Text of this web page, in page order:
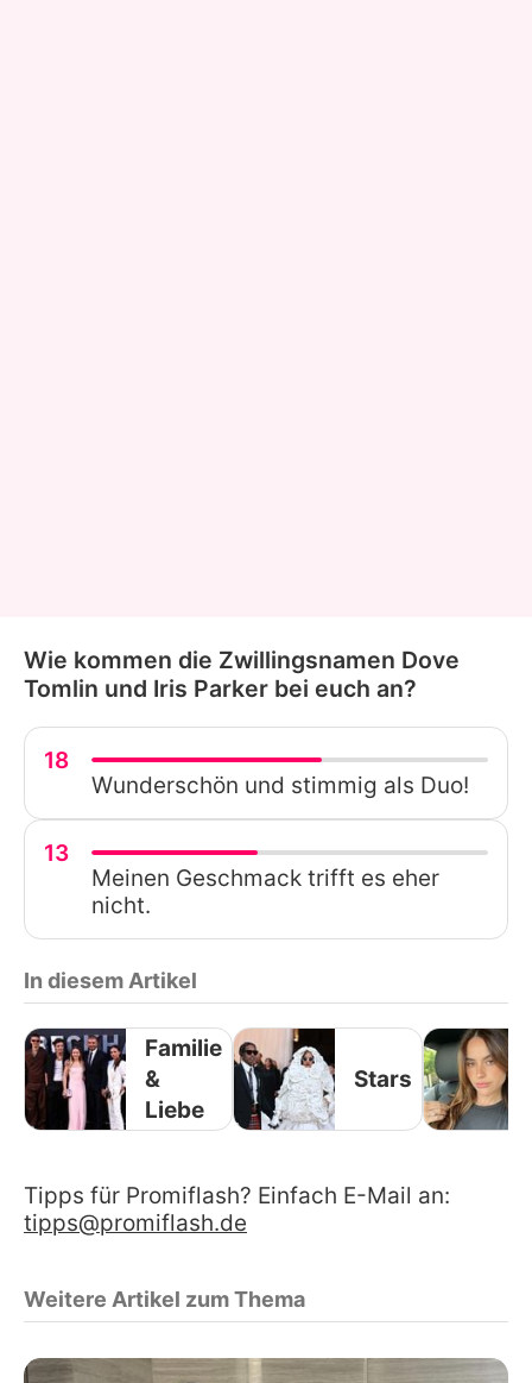
Wie kommen die Zwillingsnamen Dove
Tomlin und Iris Parker bei euch an?
18
Wunderschön und stimmig als Duo!
13
Meinen Geschmack trifft es eher
nicht.
In diesem Artikel
Familie
&
Liebe
Stars
Tipps für Promiflash? Einfach E-Mail an:
tipps@promiflash.de
Weitere Artikel zum Thema